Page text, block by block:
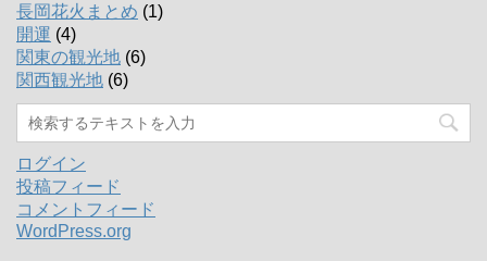
長岡花火まとめ (1)
開運 (4)
関東の観光地 (6)
関西観光地 (6)
ログイン
投稿フィード
コメントフィード
WordPress.org